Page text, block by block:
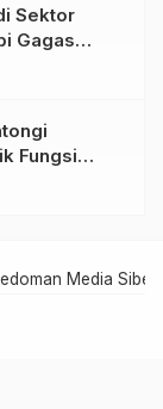
Sektor
Gagas
Fungsi
Tol
Media Siber